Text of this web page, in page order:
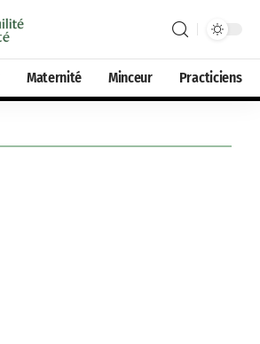
Maternité Minceur Practiciens